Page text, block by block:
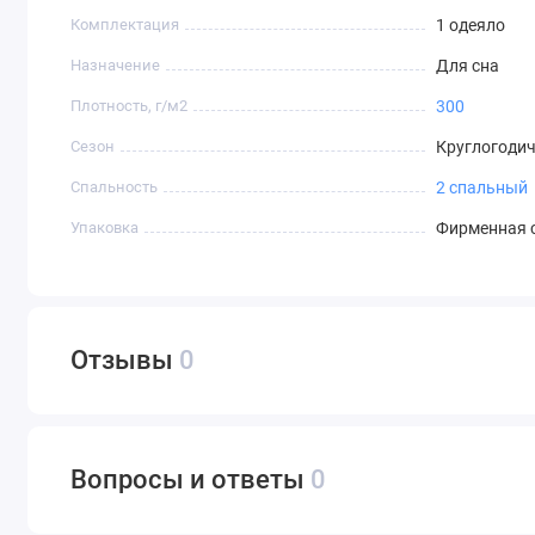
Комплектация 1 одеяло
Назначение Для сна
Плотность, г/м2 300
Сезон
Спальность 2 спальный
Упаковка Фирменная
Отзывы 0
Вопросы и ответы 0